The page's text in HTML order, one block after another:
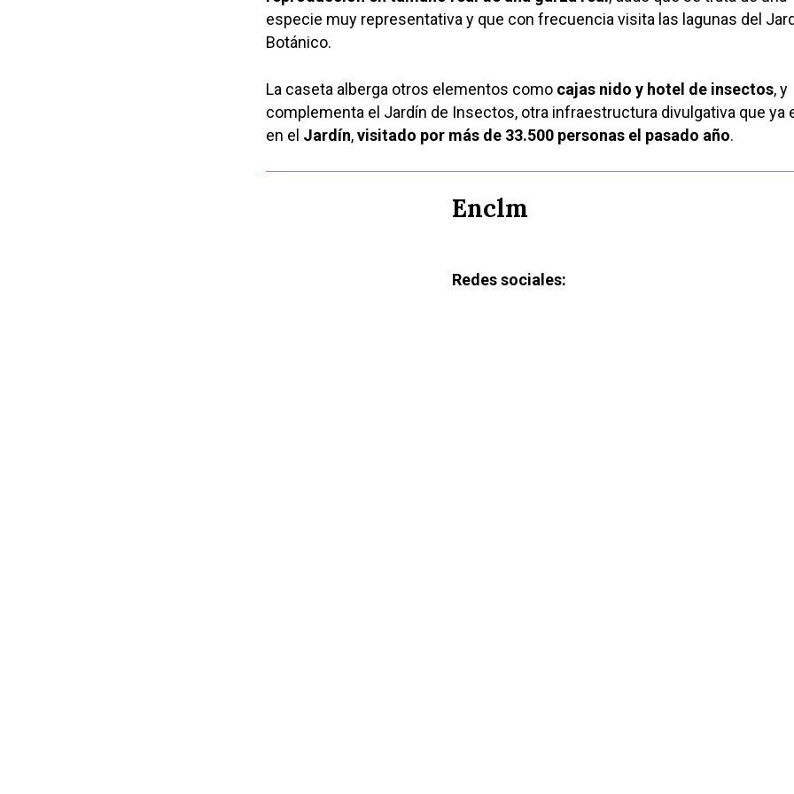
especie muy representativa y que con frecuencia visita las lagunas del
Botánico.
La caseta alberga otros elementos como cajas nido y hotel de insectos, y
complementa el Jardín de Insectos, otra infraestructura divulgativa que ya
en el Jardín,visitado por más de 33.500 personas el pasado año.
Enclm
Redes sociales: